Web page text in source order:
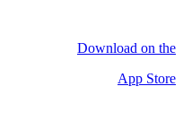
Download on the
App Store